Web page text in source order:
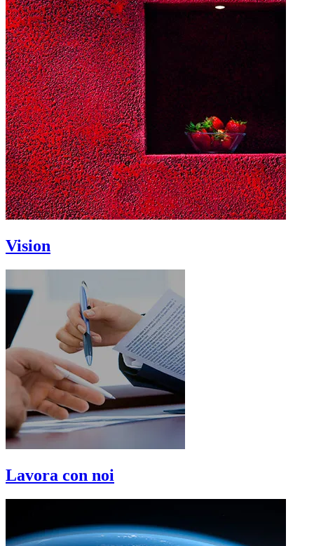
Vision
Lavora con noi